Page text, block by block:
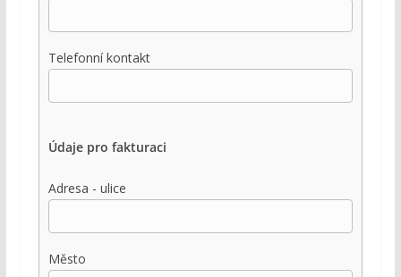
Telefonní kontakt
Údaje pro fakturaci
Adresa - ulice
Město